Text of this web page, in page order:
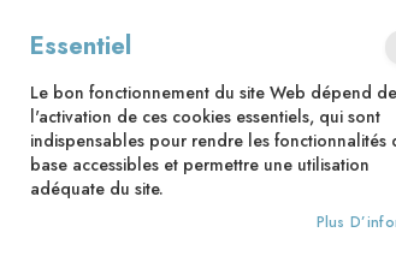
Essentiel
Le bon fonctionnement du site Web dépend de
l'activation de ces cookies essentiels, qui sont
indispensables pour rendre les fonctionnalités
base accessibles et permettre une utilisation
adéquate du site.
Plus